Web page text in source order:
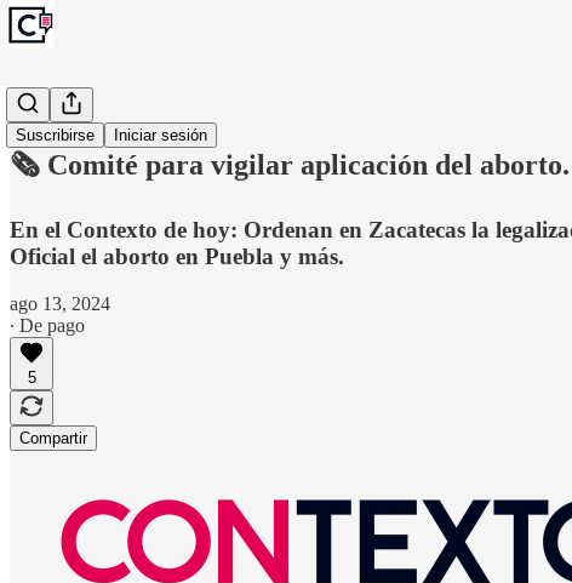
Suscribirse Iniciar sesión
Monitoreo
⁠⁠🗞️ Comité para vigilar aplicación del aborto.
En el Contexto de hoy: Ordenan en Zacatecas la
Oficial el aborto en Puebla y más.
ago 13, 2024
∙ De pago
5
Compartir